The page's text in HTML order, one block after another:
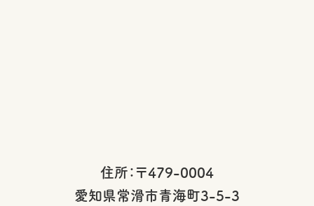
住所：〒479-0004
愛知県常滑市青海町3-5-3